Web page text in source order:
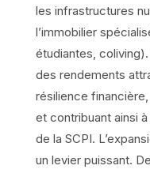
les infrastructures
l’immobilier
étudiantes,
des rendements
résilience
et contribuant ainsi
de la SCPI.
un levier puissant.